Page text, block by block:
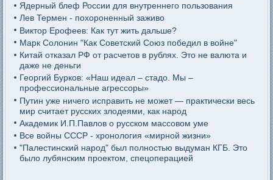
Ядерный блеф России для внутреннего пользования
Лев Термен - похороненный заживо
Виктор Ерофеев: Как тут жить дальше?
Марк Солонин "Как Советский Союз победил в войне"
Китай отказал РФ от расчетов в рублях. Это не валюта и
даже не деньги
Георгий Бурков: «Наш идеал – стадо. Мы –
профессиональные агрессоры»
Путин уже ничего исправить не может — практически весь
мир считает русских злодеями, как народ
Академик И.П.Павлов о русском массовом уме
Все войны СССР - хронология «мирной жизни»
"Палестинский народ" был полностью выдуман КГБ. Это
было лубянским проектом, спецоперацией